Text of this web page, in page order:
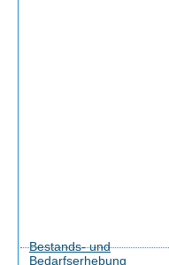
Bestands- und
Bedarfserhebung